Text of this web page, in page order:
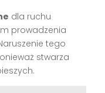
dla ruchu
prowadzenia
tego
stwarza